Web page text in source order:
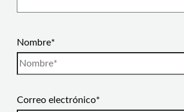
Nombre*
Correo electrónico*